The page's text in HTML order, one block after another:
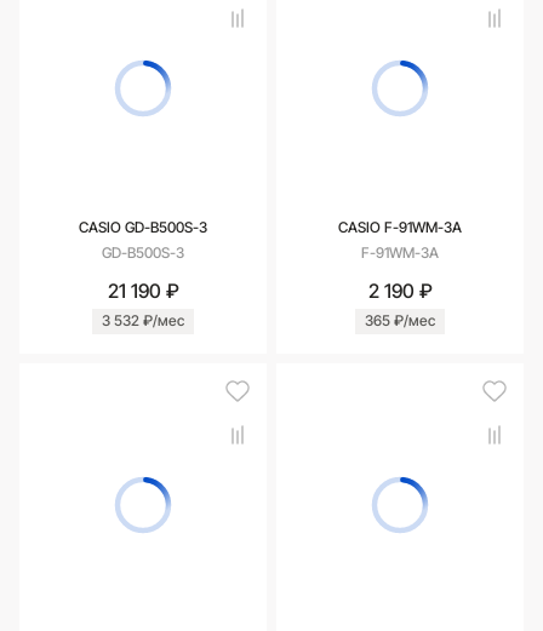
CASIO GD-B500S-3
GD-B500S-3
21 190 ₽
3 532 ₽/мес
CASIO F-91WM-3A
F-91WM-3A
2 190 ₽
365 ₽/мес